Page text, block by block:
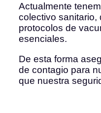
Actualmente
colectivo sanitario,
protocolos de
esenciales.
De esta forma
de contagio para
que nuestra